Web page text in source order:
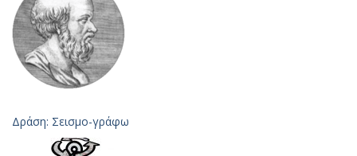
Δράση: Σεισμο-γράφω